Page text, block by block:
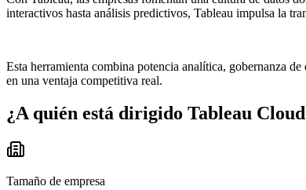
interactivos hasta análisis predictivos, Tableau impulsa la
Esta herramienta combina potencia analítica, gobernanza
en una ventaja competitiva real.
¿A quién está dirigido Tableau Cloud
Tamaño de empresa